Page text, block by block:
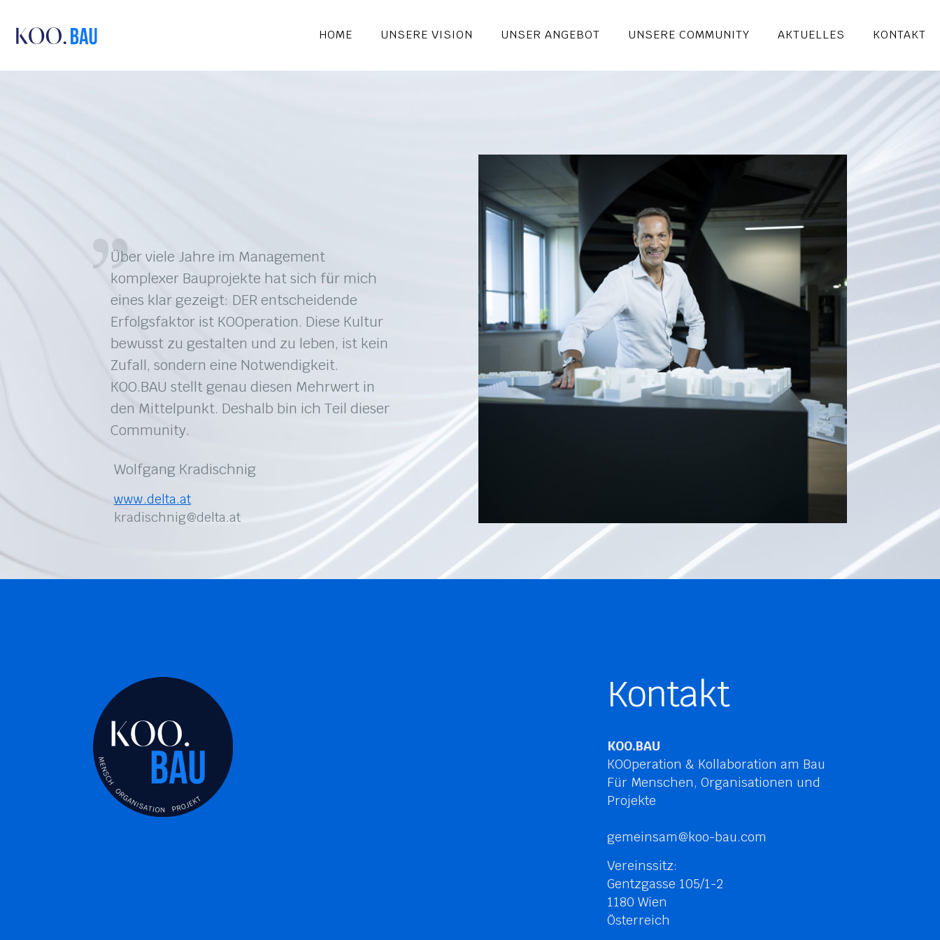
HOME UNSERE VISION UNSER ANGEBOT UNSERE COMMUNITY AKTUELLES KONTAKT
Über viele Jahre im Management
komplexer Bauprojekte hat sich für mich
eines klar gezeigt: DER entscheidende
Erfolgsfaktor ist KOOperation. Diese Kultur
bewusst zu gestalten und zu leben, ist kein
Zufall, sondern eine Notwendigkeit.
KOO.BAU stellt genau diesen Mehrwert in
den Mittelpunkt. Deshalb bin ich Teil dieser
Community.
Wolfgang Kradischnig
www.delta.at
kradischnig@delta.at
Kontakt
KOO.BAU
KOOperation & Kollaboration am Bau
Für Menschen, Organisationen und
Projekte
gemeinsam@koo-bau.com
Vereinssitz:
Gentzgasse 105/1-2
1180 Wien
Österreich